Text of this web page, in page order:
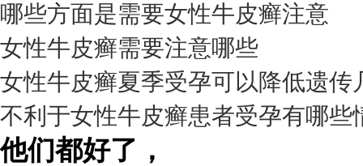
预约量
6821
疗效满意
98%
哪些方面是需要女性牛皮癣注意
女性牛皮癣需要注意哪些
女性牛皮癣夏季受孕可以降低遗传
不利于女性牛皮癣患者受孕有哪些
他们都好了，